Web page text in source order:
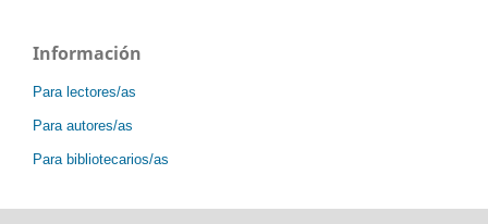
Información
Para lectores/as
Para autores/as
Para bibliotecarios/as